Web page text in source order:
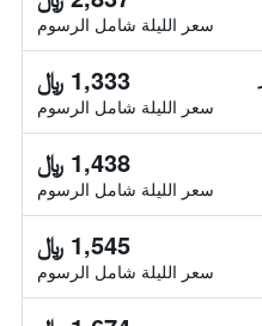
سعر الليلة شامل الرسوم
1,333 ﷼
سعر الليلة شامل الرسوم
1,438 ﷼
سعر الليلة شامل الرسوم
1,545 ﷼
سعر الليلة شامل الرسوم